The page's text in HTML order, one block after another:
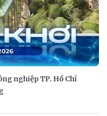
nghiệp TP. Hồ Chí